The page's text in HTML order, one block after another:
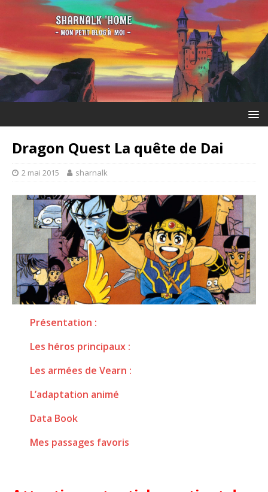
Dragon Quest La quête de Dai
2 mai 2015 sharnalk
Présentation :
Les héros principaux :
Les armées de Vearn :
L’adaptation animé
Data Book
Mes passages favoris